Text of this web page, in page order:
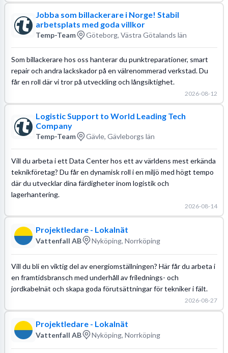
Jobba som billackerare i Norge! Stabil
arbetsplats med goda villkor
Temp-Team Göteborg, Västra Götalands län
Som billackerare hos oss hanterar du punktreparationer, smart
repair och andra lackskador på en välrenommerad verkstad. Du
får en roll där vi tror på utveckling och långsiktighet.
2026-08-12
Logistic Support to World Leading Tech
Company
Temp-Team Gävle, Gävleborgs län
Vill du arbeta i ett Data Center hos ett av världens mest erkända
teknikföretag? Du får en dynamisk roll i en miljö med högt tempo
där du utvecklar dina färdigheter inom logistik och
lagerhantering.
2026-08-14
Projektledare - Lokalnät
Vattenfall AB Nyköping, Norrköping
Vill du bli en viktig del av energiomställningen? Här får du arbeta i
en framtidsbransch med underhåll av frilednings- och
jordkabelnät och skapa goda förutsättningar för tekniker i fält.
2026-08-27
Projektledare - Lokalnät
Vattenfall AB Nyköping, Norrköping